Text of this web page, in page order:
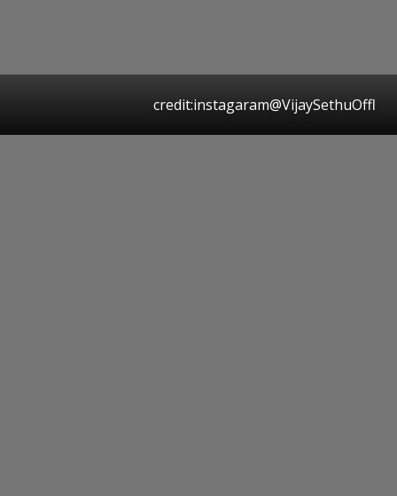
credit:instagaram@VijaySethuOffl